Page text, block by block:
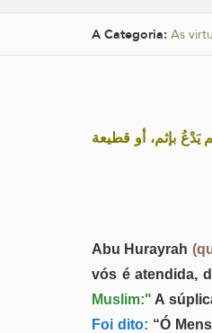
A Categoria: As
يَدْعُ بإثم، أو قطيعة
Abu Hurayrah
vós é atendida,
Muslim:" A
Foi dito: “Ó